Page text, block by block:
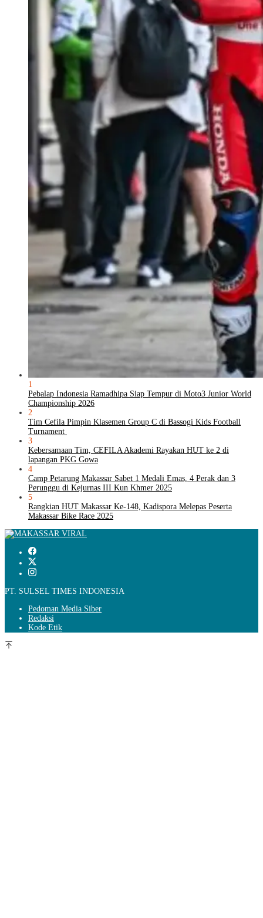
1
Pebalap Indonesia Ramadhipa Siap Tempur di Moto3 Junior World
Championship 2026
2
Tim Cefila Pimpin Klasemen Group C di Bassogi Kids Football
Turnament
3
Kebersamaan Tim, CEFILA Akademi Rayakan HUT ke 2 di
lapangan PKG Gowa
4
Camp Petarung Makassar Sabet 1 Medali Emas, 4 Perak dan 3
Perunggu di Kejurnas III Kun Khmer 2025
5
Rangkian HUT Makassar Ke-148, Kadispora Melepas Peserta
Makassar Bike Race 2025
PT. SULSEL TIMES INDONESIA
Pedoman Media Siber
Redaksi
Kode Etik